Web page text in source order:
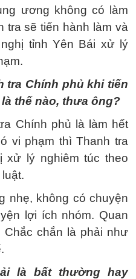
ương không có làm
tra sẽ tiến hành làm và
tỉnh Yên Bái xử lý
tra Chính phủ khi tiến
thế nào, thưa ông?
Chính phủ là làm hết
vi phạm thì Thanh tra
xử lý nghiêm túc theo
nhẹ, không có chuyện
lợi ích nhóm. Quan
chắn là phải như
là bất thường hay